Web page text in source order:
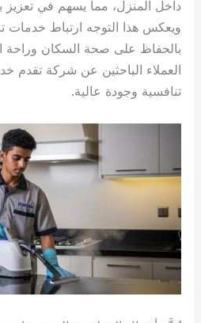
داخل المنزل، مما يسهم في
ويعكس هذا التوجه ارتباط خدمات
بالحفاظ على صحة السكان وراحة
العملاء الباحثين عن شركة تقدم
تنافسية وجودة عالية.